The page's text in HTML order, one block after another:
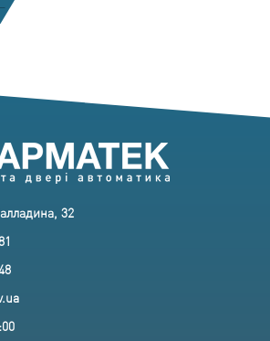
32